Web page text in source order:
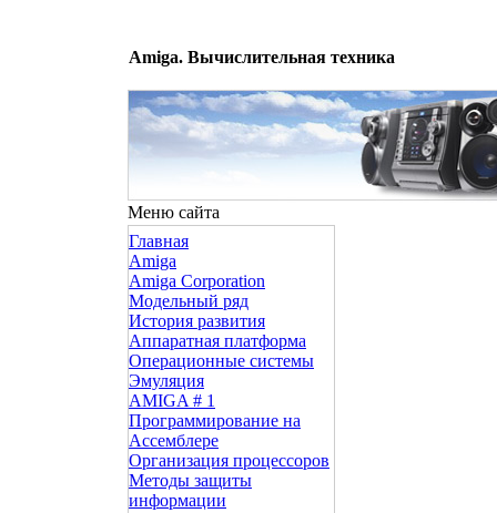
Amiga. Вычислительная техника
Меню сайта
Главная
Amiga
Amiga Corporation
Модельный ряд
История развития
Аппаратная платформа
Операционные системы
Эмуляция
AMIGA # 1
Программирование на
Ассемблере
Организация процессоров
Методы защиты
информации